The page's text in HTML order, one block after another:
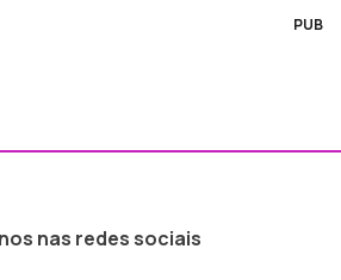
PUB
nas redes sociais